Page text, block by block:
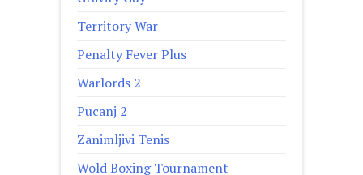
Territory War
Penalty Fever Plus
Warlords 2
Pucanj 2
Zanimljivi Tenis
Wold Boxing Tournament